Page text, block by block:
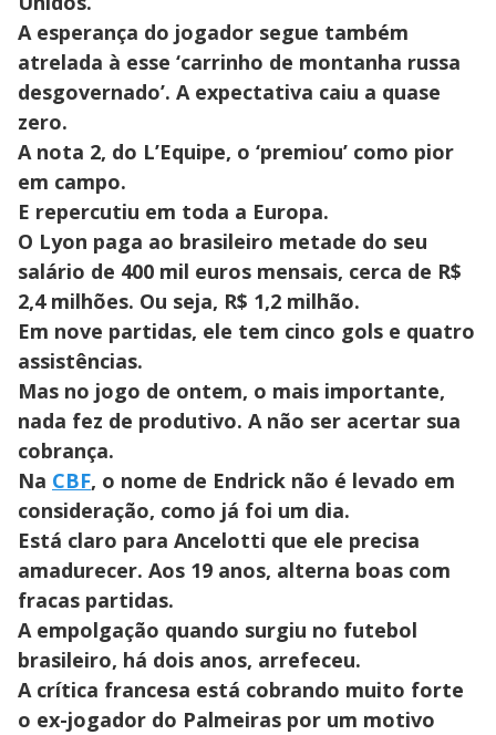
A esperança do jogador segue também
atrelada à esse ‘carrinho de montanha russa
desgovernado’. A expectativa caiu a quase
zero.
A nota 2, do L’Equipe, o ‘premiou’ como pior
em campo.
E repercutiu em toda a Europa.
O Lyon paga ao brasileiro metade do seu
salário de 400 mil euros mensais, cerca de R$
2,4 milhões. Ou seja, R$ 1,2 milhão.
Em nove partidas, ele tem cinco gols e quatro
assistências.
Mas no jogo de ontem, o mais importante,
nada fez de produtivo. A não ser acertar sua
cobrança.
Na CBF, o nome de Endrick não é levado em
consideração, como já foi um dia.
Está claro para Ancelotti que ele precisa
amadurecer. Aos 19 anos, alterna boas com
fracas partidas.
A empolgação quando surgiu no futebol
brasileiro, há dois anos, arrefeceu.
A crítica francesa está cobrando muito forte
o ex-jogador do Palmeiras por um motivo